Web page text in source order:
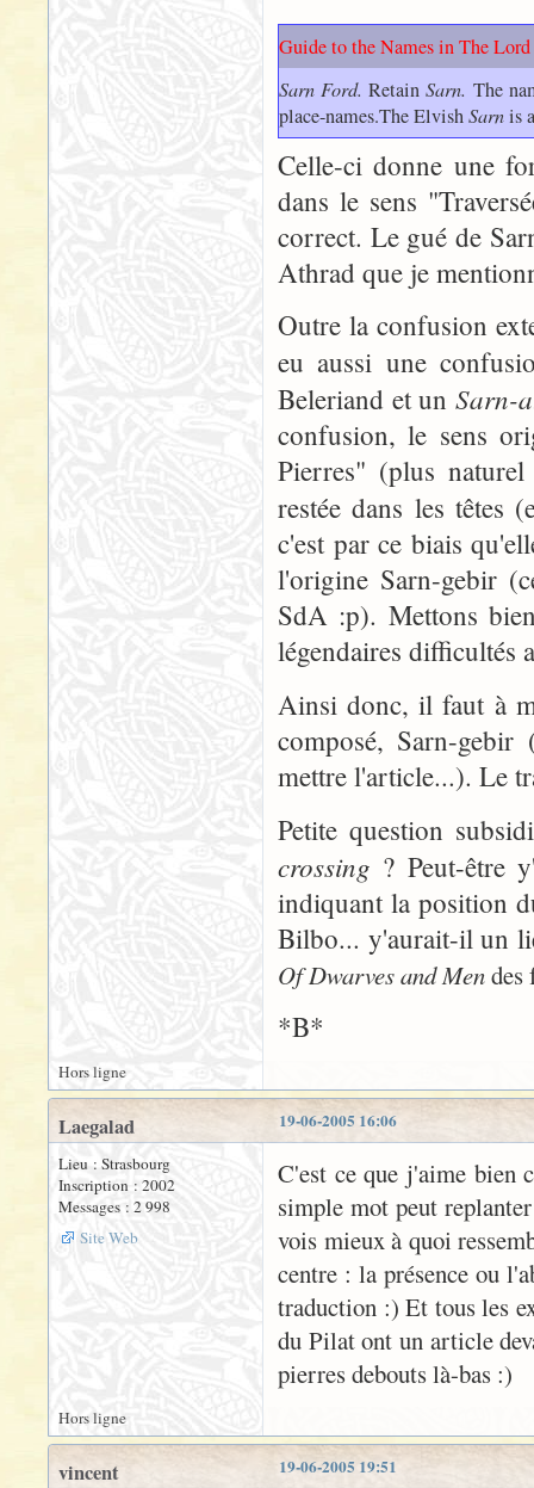
Guide to the Names in The
Sarn Ford. RetainSarn. The
place-names.The ElvishSarnis
Celle-ci donne une
dans le sens
correct. Le gué de
Athrad que je
Outre la confusion
eu aussi une
Beleriand et un Sarn-
confusion, le sens
Pierres" (plus
restée dans les têtes
c'est par ce biais
l'origine Sarn-gebir
SdA :p). Mettons
légendaires difficultés
Ainsi donc, il faut à
composé, Sarn-
mettre l'article...). Le
Petite question
crossing ? Peut-être
indiquant la position
Bilbo... y'aurait-il un
Of Dwarves and Mendes
*B*
Hors ligne
19-06-2005 16:06
Laegalad
Lieu : Strasbourg
Inscription : 2002
Messages : 2 998
Site Web
C'est ce que j'aime bien
simple mot peut
vois mieux à quoi
centre : la présence ou
traduction :) Et tous les
du Pilat ont un article
pierres debouts là-bas :)
Hors ligne
19-06-2005 19:51
vincent